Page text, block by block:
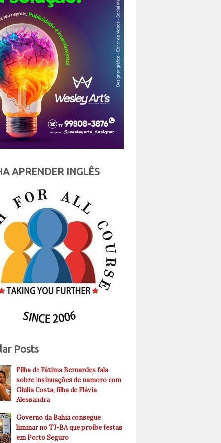
APRENDER INGLÊS
Posts
Filha de Fátima Bernardes fala
sobre insinuações de namoro com
Giulia Costa, filha de Flávia
Alessandra
Governo da Bahia consegue
liminar no TJ-BA que proíbe festas
em Porto Seguro